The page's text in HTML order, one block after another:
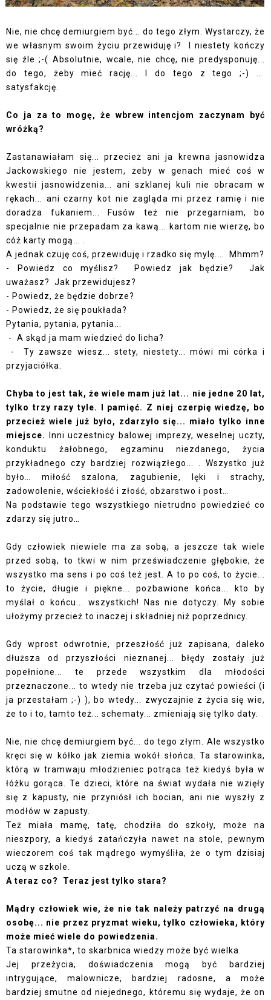
Nie, nie chcę demiurgiem być... do tego złym. Wystarczy, że
we własnym swoim życiu przewiduję i? I niestety kończy
się źle ;-( Absolutnie, wcale, nie chcę, nie predysponuję...
do tego, żeby mieć rację... I do tego z tego ;-) …
satysfakcję.
Co ja za to mogę, że wbrew intencjom zaczynam być
wróżką?
Zastanawiałam się... przecież ani ja krewna jasnowidza
Jackowskiego nie jestem, żeby w genach mieć coś w
kwestii jasnowidzenia... ani szklanej kuli nie obracam w
rękach... ani czarny kot nie zagląda mi przez ramię i nie
doradza fukaniem... Fusów też nie przegarniam, bo
specjalnie nie przepadam za kawą... kartom nie wierzę, bo
cóż karty mogą... .
A jednak czuję coś, przewiduję i rzadko się mylę.... Mhmm?
- Powiedz co myślisz? Powiedz jak będzie? Jak
uważasz? Jak przewidujesz?
- Powiedz, że będzie dobrze?
- Powiedz, że się poukłada?
Pytania, pytania, pytania...
- A skąd ja mam wiedzieć do licha?
- Ty zawsze wiesz... stety, niestety... mówi mi córka i
przyjaciółka.
Chyba to jest tak, że wiele mam już lat... nie jedne 20 lat,
tylko trzy razy tyle. I pamięć. Z niej czerpię wiedzę, bo
przecież wiele już było, zdarzyło się... miało tylko inne
miejsce.
Inni uczestnicy balowej imprezy, weselnej uczty,
konduktu żałobnego, egzaminu niezdanego, życia
przykładnego czy bardziej rozwiązłego... . Wszystko już
było… miłość szalona, zagubienie, lęki i strachy,
zadowolenie, wściekłość i złość, obżarstwo i post…
Na podstawie tego wszystkiego nietrudno powiedzieć co
zdarzy się jutro…
Gdy człowiek niewiele ma za sobą, a jeszcze tak wiele
przed sobą, to tkwi w nim przeświadczenie głębokie, że
wszystko ma sens i po coś też jest. A to po coś, to życie...
to życie, długie i piękne... pozbawione końca... kto by
myślał o końcu... wszystkich! Nas nie dotyczy. My sobie
ułożymy przecież to inaczej i składniej niż poprzednicy.
Gdy wprost odwrotnie, przeszłość już zapisana, daleko
dłuższa od przyszłości nieznanej... błędy zostały już
popełnione... te przede wszystkim dla młodości
przeznaczone... to wtedy nie trzeba już czytać powieści (i
ja przestałam ;-) ), bo wtedy... zwyczajnie z życia się wie,
że to i to, tamto też... schematy... zmieniają się tylko daty.
Nie, nie chcę demiurgiem być... do tego złym. Ale wszystko
kręci się w kółko jak ziemia wokół słońca. Ta starowinka,
którą w tramwaju młodzieniec potrąca też kiedyś była w
łóżku gorąca. Te dzieci, które na świat wydała nie wzięły
się z kapusty, nie przyniósł ich bocian, ani nie wyszły z
modłów w zapusty.
Też miała mamę, tatę, chodziła do szkoły, może na
nieszpory, a kiedyś zatańczyła nawet na stole, pewnym
wieczorem coś tak mądrego wymyśliła, że o tym dzisiaj
uczą w szkole.
A teraz co? Teraz jest tylko stara?
Mądry człowiek wie, że nie tak należy patrzyć na drugą
osobę... nie przez pryzmat wieku, tylko człowieka, który
może mieć wiele do powiedzenia.
Ta starowinka*, to skarbnica wiedzy może być wielka.
Jej przeżycia, doświadczenia mogą być bardziej
intrygujące, malownicze, bardziej radosne, a może
bardziej smutne od niejednego, któremu się wydaje, że on